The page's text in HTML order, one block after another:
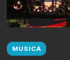
MUSICA